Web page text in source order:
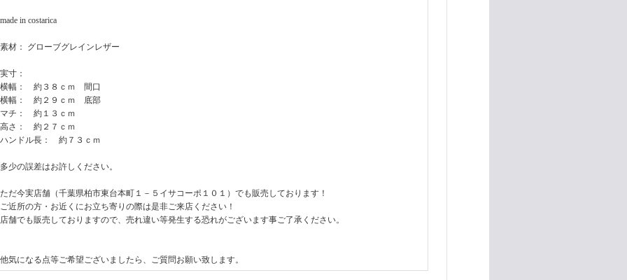
made in costarica
素材： グローブグレインレザー
実寸：
横幅： 約３８ｃｍ 間口
横幅： 約２９ｃｍ 底部
マチ： 約１３ｃｍ
高さ： 約２７ｃｍ
ハンドル長： 約７３ｃｍ
多少の誤差はお許しください。
ただ今実店舗（千葉県柏市東台本町１－５イサコーポ１０１）でも販売しております！
ご近所の方・お近くにお立ち寄りの際は是非ご来店ください！
店舗でも販売しておりますので、売れ違い等発生する恐れがございます事ご了承ください。
他気になる点等ご希望ございましたら、ご質問お願い致します。